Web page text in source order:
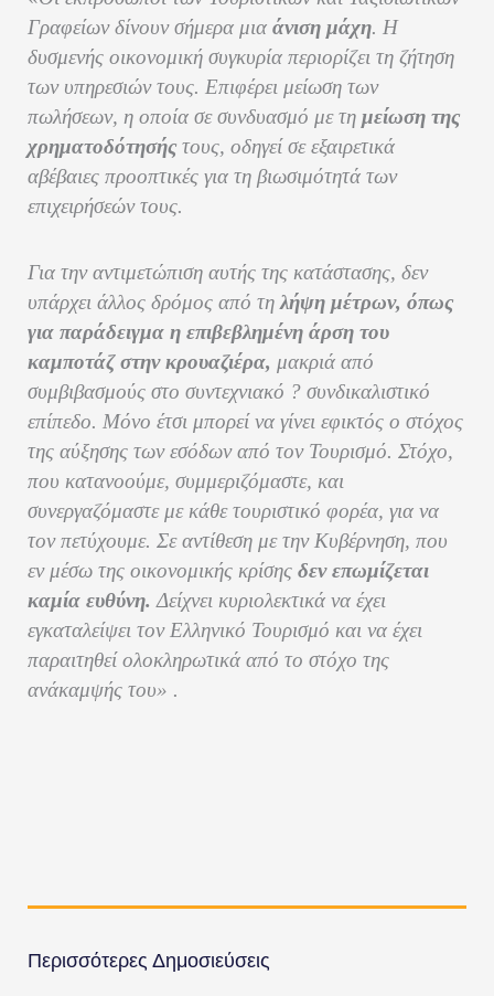
Γραφείων δίνουν σήμερα μια άνιση μάχη. Η
δυσμενής οικονομική συγκυρία περιορίζει τη ζήτηση
των υπηρεσιών τους. Επιφέρει μείωση των
πωλήσεων, η οποία σε συνδυασμό με τη μείωση της
χρηματοδότησής τους, οδηγεί σε εξαιρετικά
αβέβαιες προοπτικές για τη βιωσιμότητά των
επιχειρήσεών τους.
Για την αντιμετώπιση αυτής της κατάστασης, δεν
υπάρχει άλλος δρόμος από τη λήψη μέτρων, όπως
για παράδειγμα η επιβεβλημένη άρση του
καμποτάζ στην κρουαζιέρα, μακριά από
συμβιβασμούς στο συντεχνιακό ? συνδικαλιστικό
επίπεδο. Μόνο έτσι μπορεί να γίνει εφικτός ο στόχος
της αύξησης των εσόδων από τον Τουρισμό. Στόχο,
που κατανοούμε, συμμεριζόμαστε, και
συνεργαζόμαστε με κάθε τουριστικό φορέα, για να
τον πετύχουμε. Σε αντίθεση με την Κυβέρνηση, που
εν μέσω της οικονομικής κρίσης δεν επωμίζεται
καμία ευθύνη. Δείχνει κυριολεκτικά να έχει
εγκαταλείψει τον Ελληνικό Τουρισμό και να έχει
παραιτηθεί ολοκληρωτικά από το στόχο της
ανάκαμψής του» .
Περισσότερες Δημοσιεύσεις